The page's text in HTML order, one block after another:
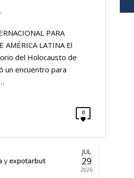
PARA
AMÉRICA LATINA El
del Holocausto de
un encuentro para
0
JUL
29
2026